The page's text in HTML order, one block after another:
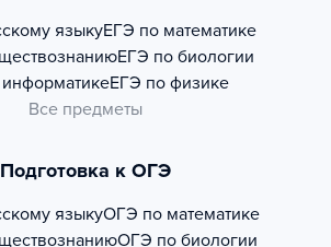
языкуЕГЭ по математике
ЕГЭ по биологии
ЕГЭ по физике
Все предметы
Подготовка к ОГЭ
языкуОГЭ по математике
ОГЭ по биологии